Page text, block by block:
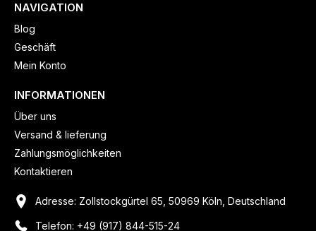
NAVIGATION
Blog
Geschäft
Mein Konto
INFORMATIONEN
Über uns
Versand & lieferung
Zahlungsmöglichkeiten
Kontaktieren
Adresse: Zollstockgürtel 65, 50969 Köln, Deutschland
Telefon: +49 (917) 844-515-24